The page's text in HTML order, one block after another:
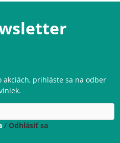
akciách, prihláste sa na odber
/ Odhlásiť sa